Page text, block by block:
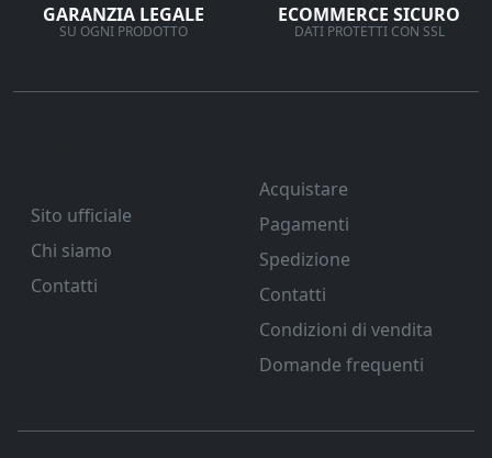
GARANZIA LEGALE
SU OGNI PRODOTTO
ECOMMERCE SICURO
DATI PROTETTI CON SSL
Sito ufficiale
Chi siamo
Contatti
Acquistare
Pagamenti
Spedizione
Contatti
Condizioni di vendita
Domande frequenti